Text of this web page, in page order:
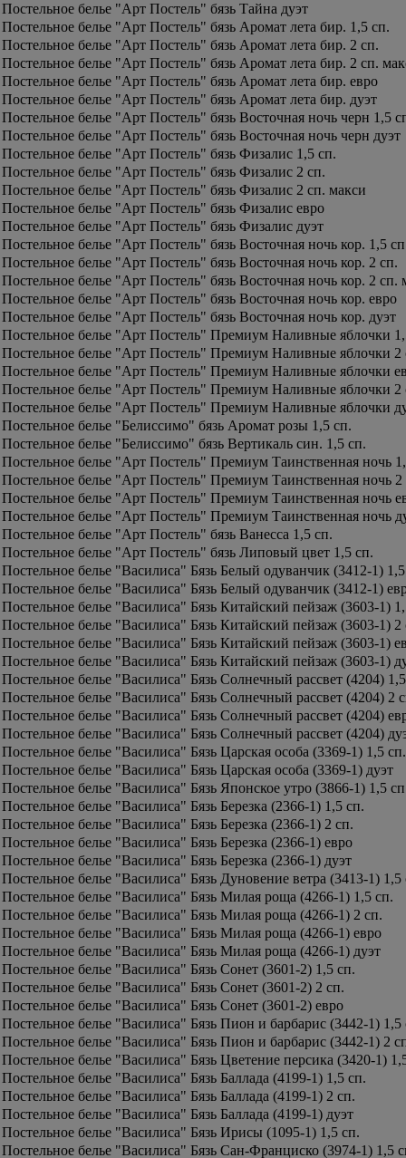
Постельное белье "Арт Постель" бязь Тайна дуэт
Постельное белье "Арт Постель" бязь Аромат лета бир. 1,5 сп.
Постельное белье "Арт Постель" бязь Аромат лета бир. 2 сп.
Постельное белье "Арт Постель" бязь Аромат лета бир. 2 сп.
Постельное белье "Арт Постель" бязь Аромат лета бир. евро
Постельное белье "Арт Постель" бязь Аромат лета бир. дуэт
Постельное белье "Арт Постель" бязь Восточная ночь черн 1,5
Постельное белье "Арт Постель" бязь Восточная ночь черн дуэт
Постельное белье "Арт Постель" бязь Физалис 1,5 сп.
Постельное белье "Арт Постель" бязь Физалис 2 сп.
Постельное белье "Арт Постель" бязь Физалис 2 сп. макси
Постельное белье "Арт Постель" бязь Физалис евро
Постельное белье "Арт Постель" бязь Физалис дуэт
Постельное белье "Арт Постель" бязь Восточная ночь кор. 1,5
Постельное белье "Арт Постель" бязь Восточная ночь кор. 2 сп.
Постельное белье "Арт Постель" бязь Восточная ночь кор. 2 сп.
Постельное белье "Арт Постель" бязь Восточная ночь кор. евро
Постельное белье "Арт Постель" бязь Восточная ночь кор. дуэт
Постельное белье "Арт Постель" Премиум Наливные яблочки
Постельное белье "Арт Постель" Премиум Наливные яблочки 2
Постельное белье "Арт Постель" Премиум Наливные яблочки
Постельное белье "Арт Постель" Премиум Наливные яблочки 2
Постельное белье "Арт Постель" Премиум Наливные яблочки
Постельное белье "Белиссимо" бязь Аромат розы 1,5 сп.
Постельное белье "Белиссимо" бязь Вертикаль син. 1,5 сп.
Постельное белье "Арт Постель" Премиум Таинственная ночь
Постельное белье "Арт Постель" Премиум Таинственная ночь 2
Постельное белье "Арт Постель" Премиум Таинственная ночь
Постельное белье "Арт Постель" Премиум Таинственная ночь
Постельное белье "Арт Постель" бязь Ванесса 1,5 сп.
Постельное белье "Арт Постель" бязь Липовый цвет 1,5 сп.
Постельное белье "Василиса" Бязь Белый одуванчик (3412-1)
Постельное белье "Василиса" Бязь Белый одуванчик (3412-1)
Постельное белье "Василиса" Бязь Китайский пейзаж (3603-1)
Постельное белье "Василиса" Бязь Китайский пейзаж (3603-1) 2
Постельное белье "Василиса" Бязь Китайский пейзаж (3603-1)
Постельное белье "Василиса" Бязь Китайский пейзаж (3603-1)
Постельное белье "Василиса" Бязь Солнечный рассвет (4204)
Постельное белье "Василиса" Бязь Солнечный рассвет (4204) 2
Постельное белье "Василиса" Бязь Солнечный рассвет (4204)
Постельное белье "Василиса" Бязь Солнечный рассвет (4204)
Постельное белье "Василиса" Бязь Царская особа (3369-1) 1,5 сп.
Постельное белье "Василиса" Бязь Царская особа (3369-1) дуэт
Постельное белье "Василиса" Бязь Японское утро (3866-1) 1,5
Постельное белье "Василиса" Бязь Березка (2366-1) 1,5 сп.
Постельное белье "Василиса" Бязь Березка (2366-1) 2 сп.
Постельное белье "Василиса" Бязь Березка (2366-1) евро
Постельное белье "Василиса" Бязь Березка (2366-1) дуэт
Постельное белье "Василиса" Бязь Дуновение ветра (3413-1) 1,5
Постельное белье "Василиса" Бязь Милая роща (4266-1) 1,5 сп.
Постельное белье "Василиса" Бязь Милая роща (4266-1) 2 сп.
Постельное белье "Василиса" Бязь Милая роща (4266-1) евро
Постельное белье "Василиса" Бязь Милая роща (4266-1) дуэт
Постельное белье "Василиса" Бязь Сонет (3601-2) 1,5 сп.
Постельное белье "Василиса" Бязь Сонет (3601-2) 2 сп.
Постельное белье "Василиса" Бязь Сонет (3601-2) евро
Постельное белье "Василиса" Бязь Пион и барбарис (3442-1) 1,5
Постельное белье "Василиса" Бязь Пион и барбарис (3442-1) 2
Постельное белье "Василиса" Бязь Цветение персика (3420-1)
Постельное белье "Василиса" Бязь Баллада (4199-1) 1,5 сп.
Постельное белье "Василиса" Бязь Баллада (4199-1) 2 сп.
Постельное белье "Василиса" Бязь Баллада (4199-1) дуэт
Постельное белье "Василиса" Бязь Ирисы (1095-1) 1,5 сп.
Постельное белье "Василиса" Бязь Сан-Франциско (3974-1) 1,5